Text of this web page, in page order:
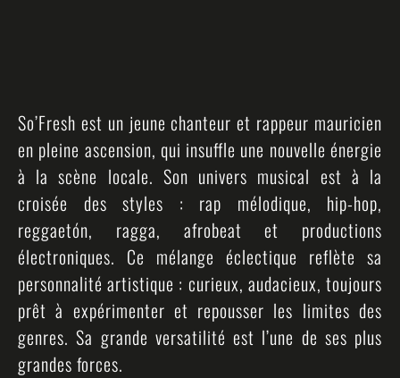
So’Fresh est un jeune chanteur et rappeur mauricien
en pleine ascension, qui insuffle une nouvelle énergie
à la scène locale. Son univers musical est à la
croisée des styles : rap mélodique, hip-hop,
reggaetón, ragga, afrobeat et productions
électroniques. Ce mélange éclectique reflète sa
personnalité artistique : curieux, audacieux, toujours
prêt à expérimenter et repousser les limites des
genres. Sa grande versatilité est l’une de ses plus
grandes forces.